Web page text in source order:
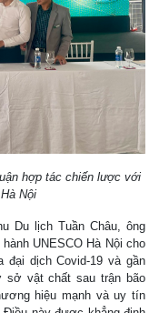
hợp tác chiến lược với
Nội
Du lịch Tuần Châu, ông
UNESCO Hà Nội cho
đại dịch Covid-19 và gần
sở vật chất sau trận bão
hiệu mạnh và uy tín